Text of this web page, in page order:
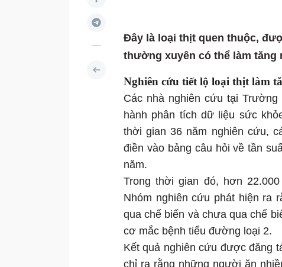
Đây là loại thịt quen thuộc,
thường xuyên có thể làm tăng
Nghiên cứu tiết lộ loại thịt làm
Các nhà nghiên cứu tại
hành phân tích dữ liệu sức
thời gian 36 năm nghiên cứu,
điền vào bảng câu hỏi về tần
năm.
Trong thời gian đó, hơn
Nhóm nghiên cứu phát hiện ra
qua chế biến và chưa qua chế
cơ mắc bệnh tiểu đường loại 2.
Kết quả nghiên cứu được đăng
chỉ ra rằng những người ăn